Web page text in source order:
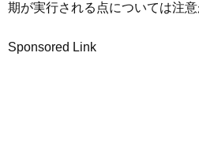
期が実行される点については注意
Sponsored Link